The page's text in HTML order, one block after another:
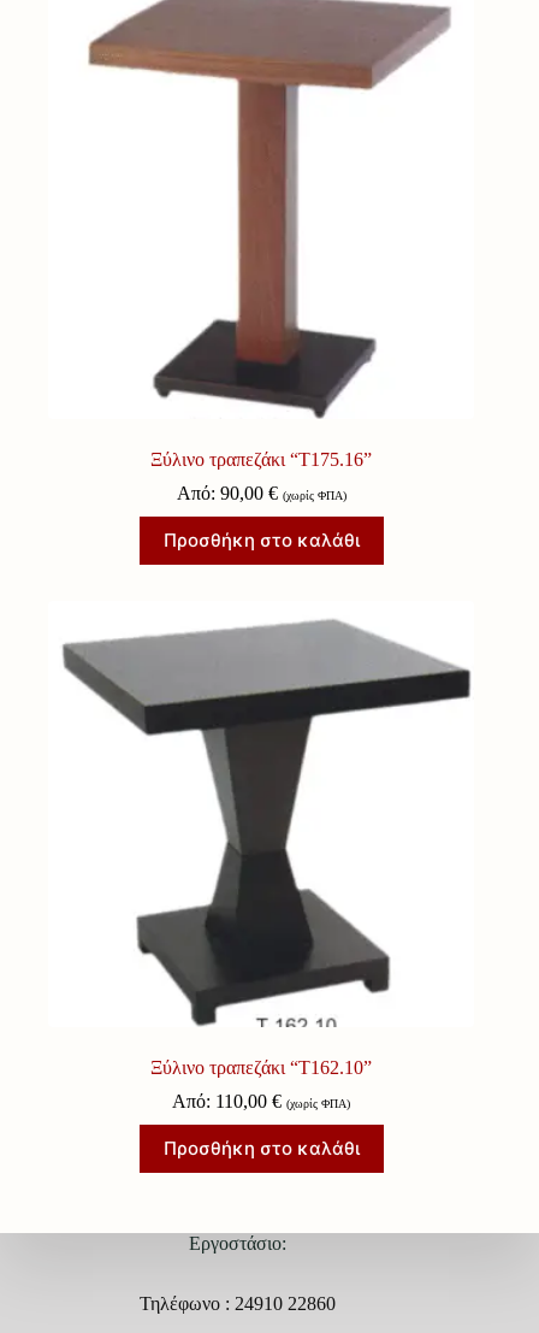
Ξύλινο τραπεζάκι “Τ175.16”
Από: 90,00 € (χωρίς ΦΠΑ)
Προσθήκη στο καλάθι
Ξύλινο τραπεζάκι “Τ162.10”
Από: 110,00€ (χωρίς ΦΠΑ)
Προσθήκη στο καλάθι
Εργοστάσιο:
Τηλέφωνο : 24910 22860